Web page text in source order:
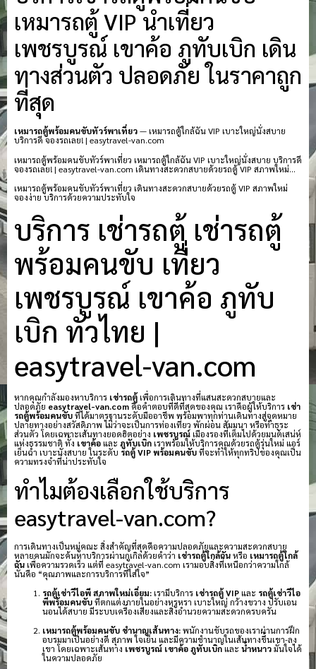
เหมารถตู้ VIP นำเที่ยว
เพชรบูรณ์ เขาค้อ ภูทับเบิก เดิน
ทางส่วนตัว ปลอดภัย ในราคาถูก
ที่สุด
เหมารถตู้พร้อมคนขับทัวร์พาเที่ยว— เหมารถตู้ใกล้ฉัน VIP เบาะใหญ่นั่งสบาย
บริการดี จองรถเลย! | easytravel-van.com
เหมารถตู้พร้อมคนขับทัวร์พาเที่ยว เหมารถตู้ใกล้ฉัน VIP เบาะใหญ่นั่งสบาย บริการดี
จองรถเลย! | easytravel-van.com เดินทางสะดวกสบายด้วยรถตู้ VIP สภาพใหม่…
เหมารถตู้พร้อมคนขับทัวร์พาเที่ยว เดินทางสะดวกสบายด้วยรถตู้ VIP สภาพใหม่
จองง่าย บริการด้วยความประทับใจ
บริการ เช่ารถตู้ เช่ารถตู้
พร้อมคนขับ เที่ยว
เพชรบูรณ์ เขาค้อ ภูทับ
เบิก ทั่วไทย |
easytravel-van.com
หากคุณกำลังมองหาบริการ เช่ารถตู้เพื่อการเดินทางที่แสนสะดวกสบายและ
ปลอดภัย easytravel-van.comคือคำตอบที่ดีที่สุดของคุณ เราคือผู้ให้บริการ เช่า
รถตู้พร้อมคนขับที่ได้มาตรฐานระดับมืออาชีพ พร้อมพาทุกท่านเดินทางสู่จุดหมาย
ปลายทางอย่างสวัสดิภาพ ไม่ว่าจะเป็นการท่องเที่ยว พักผ่อน สัมมนา หรือทำธุระ
ส่วนตัว โดยเฉพาะเส้นทางยอดฮิตอย่าง เพชรบูรณ์เมืองรองที่เต็มไปด้วยมนต์เสน่ห์
แห่งธรรมชาติ ทั้ง เขาค้อและ ภูทับเบิกเราพร้อมให้บริการคุณด้วยรถตู้รุ่นใหม่ แอร์
เย็นฉ่ำ เบาะนั่งสบาย ในระดับ รถตู้ VIP พร้อมคนขับที่จะทำให้ทุกทริปของคุณเป็น
ความทรงจำที่น่าประทับใจ
ทำไมต้องเลือกใช้บริการ
easytravel-van.com?
การเดินทางเป็นหมู่คณะ สิ่งสำคัญที่สุดคือความปลอดภัยและความสะดวกสบาย
หลายคนมักจะค้นหาบริการผ่านกูเกิลด้วยคำว่า เช่ารถตู้ใกล้ฉันหรือ เหมารถตู้ใกล้
ฉันเพื่อความรวดเร็ว แต่ที่ easytravel-van.com เรามอบสิ่งที่เหนือกว่าความใกล้
นั่นคือ “คุณภาพและการบริการที่ใส่ใจ”
รถตู้เช่าวีไอพี สภาพใหม่เอี่ยม:เรามีบริการ เช่ารถตู้ VIPและ รถตู้เช่าวีไอ
พีพร้อมคนขับที่ตกแต่งภายในอย่างหรูหรา เบาะใหญ่ กว้างขวาง ปรับเอน
นอนได้สบาย มีระบบเครื่องเสียงและสิ่งอำนวยความสะดวกครบครัน
เหมารถตู้พร้อมคนขับ ชำนาญเส้นทาง:พนักงานขับรถของเราผ่านการฝึก
อบรมมาเป็นอย่างดี สุภาพ ใจเย็น และมีความชำนาญในเส้นทางขึ้นเขา-ลง
เขา โดยเฉพาะเส้นทาง เพชรบูรณ์ เขาค้อภูทับเบิกและ น้ำหนาวมั่นใจได้
ในความปลอดภัย